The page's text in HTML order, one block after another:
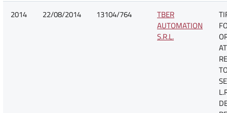
2014 22/08/2014 13104/764
TBER
AUTOMATION
S.R.L.